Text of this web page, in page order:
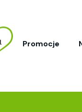
Promocje